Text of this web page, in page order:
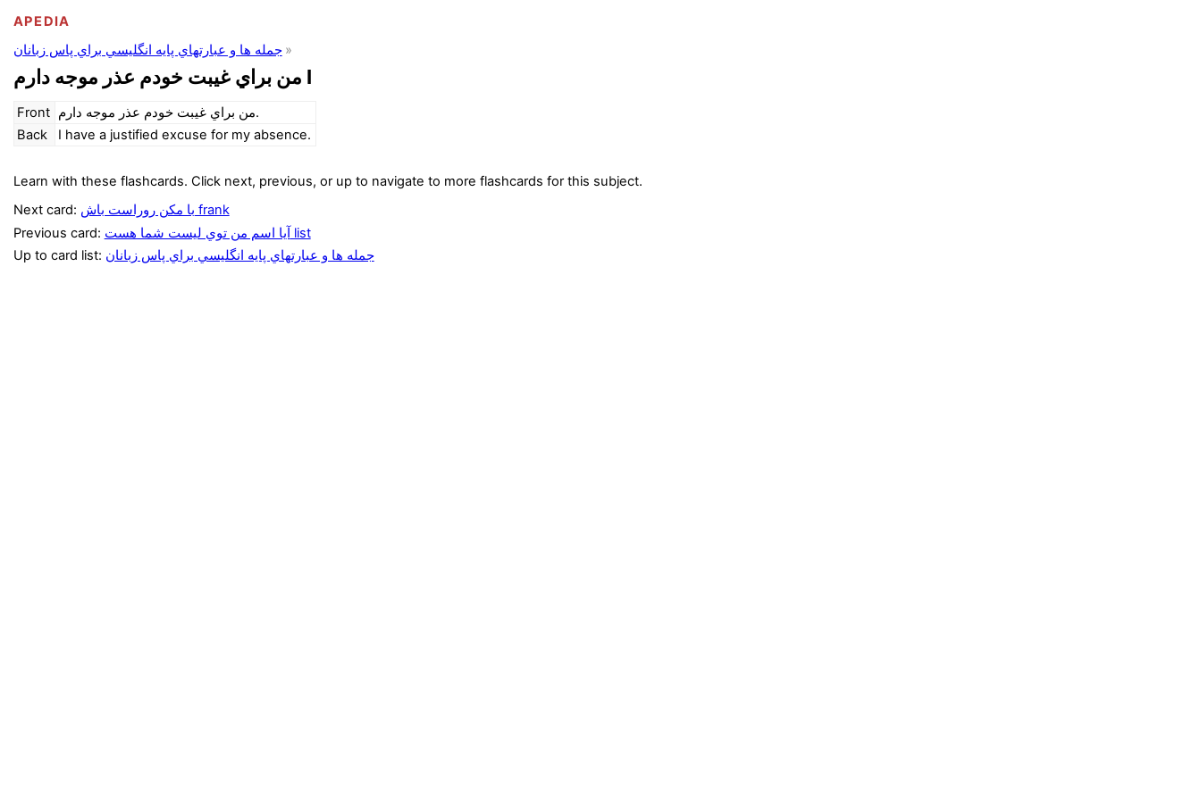
APEDIA
جمله ها و عبارتهاي پايه انگليسي براي پاس زبانان
من براي غيبت خودم عذر موجه دارم I
Front
من براي غيبت خودم عذر موجه دارم.
Back
I have a justified excuse for my absence.
Learn with these flashcards. Click next, previous, or up to navigate to more flashcards for this subject.
Next card:
با مکن روراست باش frank
Previous card:
آيا اسم من توي ليست شما هست list
Up to card list: جمله ها و عبارتهاي پايه انگليسي براي پاس زبانان